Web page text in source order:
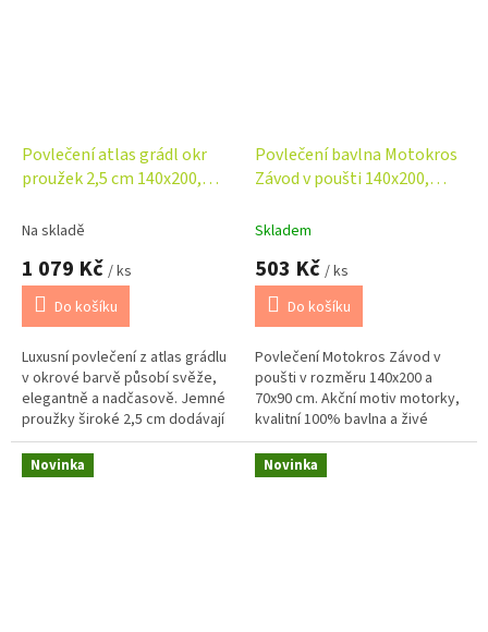
Povlečení atlas grádl okr
proužek 2,5 cm 140x200,
Na skladě
1 079 Kč / ks
Do košíku
Luxusní povlečení z atlas grádlu
v okrové barvě působí svěže,
elegantně a nadčasově. Jemné
proužky široké 2,5 cm dodávají
ložnici moderní a rafinovaný
vzhled, zatímco příjemná...
Povlečení bavlna Motokros
Závod v poušti 140x200,
Skladem
503 Kč / ks
Do košíku
Povlečení Motokros Závod v
poušti v rozměru 140x200 a
70x90 cm. Akční motiv motorky,
kvalitní 100% bavlna a živé
barvy potěší každého malého
fanouška rychlé jízdy.
Novinka Novinka